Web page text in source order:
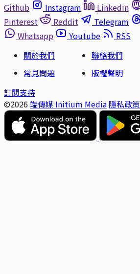
Github
Instagram Linkedin
Pinterest
Reddit Telegram
Whatsapp
Youtube
RSS
關於我們
聯絡我們
常見問題
版權聲明
訂閱支持
©2026 端傳媒 Initium Media 隱私政策